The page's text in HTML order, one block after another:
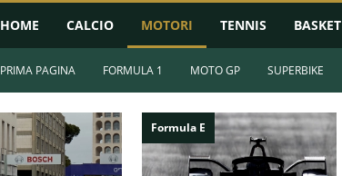
HOME CALCIO MOTORI TENNIS BASKET
PRIMA PAGINA FORMULA 1 MOTO GP SUPERBIKE
Formula E